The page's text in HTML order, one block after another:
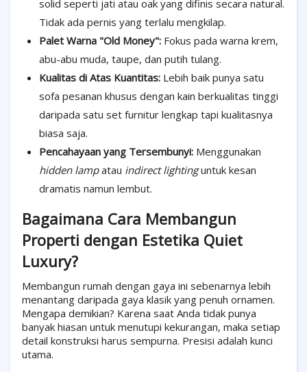
solid seperti jati atau oak yang difinis secara natural.
Tidak ada pernis yang terlalu mengkilap.
Palet Warna "Old Money": Fokus pada warna krem,
abu-abu muda, taupe, dan putih tulang.
Kualitas di Atas Kuantitas: Lebih baik punya satu
sofa pesanan khusus dengan kain berkualitas tinggi
daripada satu set furnitur lengkap tapi kualitasnya
biasa saja.
Pencahayaan yang Tersembunyi: Menggunakan
hidden lampatau indirect lightinguntuk kesan
dramatis namun lembut.
Bagaimana Cara Membangun
Properti dengan Estetika Quiet
Luxury?
Membangun rumah dengan gaya ini sebenarnya lebih
menantang daripada gaya klasik yang penuh ornamen.
Mengapa demikian? Karena saat Anda tidak punya
banyak hiasan untuk menutupi kekurangan, maka setiap
detail konstruksi harus sempurna. Presisi adalah kunci
utama.